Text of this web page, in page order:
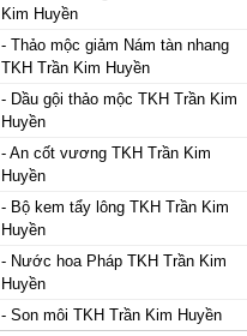
Kim Huyền
- Thảo mộc giảm Nám tàn nhang
TKH Trần Kim Huyền
- Dầu gội thảo mộc TKH Trần Kim
Huyền
- An cốt vương TKH Trần Kim
Huyền
- Bộ kem tẩy lông TKH Trần Kim
Huyền
- Nước hoa Pháp TKH Trần Kim
Huyền
- Son môi TKH Trần Kim Huyền